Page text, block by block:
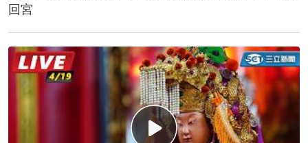
回宮